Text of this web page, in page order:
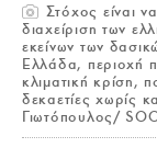
Στόχος είναι
διαχείριση των
εκείνων των
Ελλάδα, περιοχή
κλιματική κρίση,
δεκαετίες χωρίς
Γιωτόπουλος/